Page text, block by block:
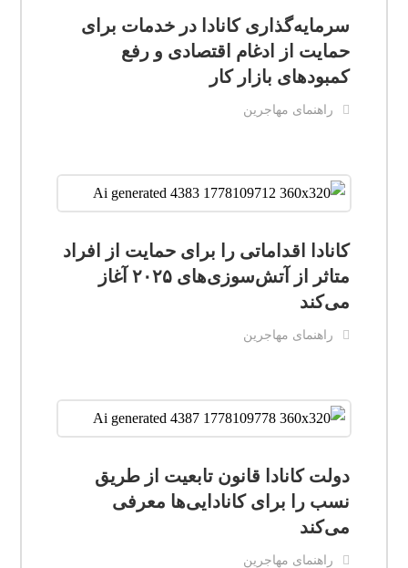
سرمایه‌گذاری کانادا در خدمات برای
حمایت از ادغام اقتصادی و رفع
کمبودهای بازار کار
راهنمای مهاجرین
کانادا اقداماتی را برای حمایت از افراد
متاثر از آتش‌سوزی‌های ۲۰۲۵ آغاز
می‌کند
راهنمای مهاجرین
دولت کانادا قانون تابعیت از طریق
نسب را برای کانادایی‌ها معرفی
می‌کند
راهنمای مهاجرین